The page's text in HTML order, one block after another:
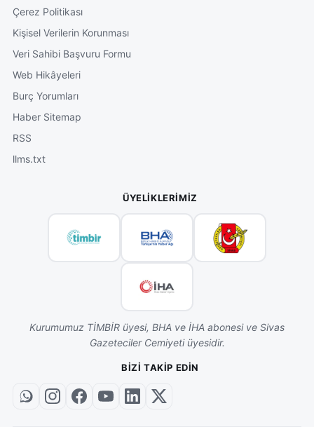
Çerez Politikası
Kişisel Verilerin Korunması
Veri Sahibi Başvuru Formu
Web Hikâyeleri
Burç Yorumları
Haber Sitemap
RSS
llms.txt
ÜYELIKLERIMIZ
Kurumumuz TİMBİR üyesi, BHA ve İHA abonesi ve Sivas
Gazeteciler Cemiyeti üyesidir.
BIZI TAKIP EDIN